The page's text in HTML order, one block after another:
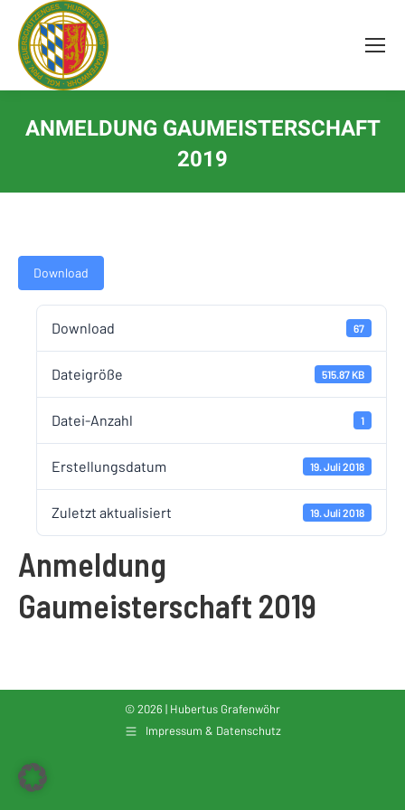
springen
ANMELDUNG GAUMEISTERSCHAFT
2019
Download
Download 67
Dateigröße 515.87 KB
Datei-Anzahl 1
Erstellungsdatum 19. Juli 2018
Zuletzt aktualisiert 19. Juli 2018
Anmeldung
Gaumeisterschaft 2019
© 2026 | Hubertus Grafenwöhr
Impressum & Datenschutz